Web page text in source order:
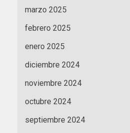
marzo 2025
febrero 2025
enero 2025
diciembre 2024
noviembre 2024
octubre 2024
septiembre 2024